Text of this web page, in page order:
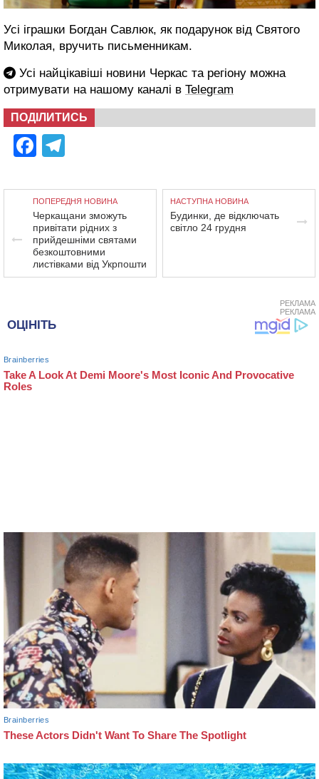
Усі іграшки Богдан Савлюк, як подарунок від Святого
Миколая, вручить письменникам.
Усі найцікавіші новини Черкас та регіону можна
отримувати на нашому каналі в Telegram
ПОДІЛИТИСЬ
Facebook
ПОПЕРЕДНЯ НОВИНА
Черкащани зможуть
привітати рідних з
прийдешніми святами
безкоштовними
листівками від Укрпошти
НАСТУПНА НОВИНА
Будинки, де відключать
світло 24 грудня
РЕКЛАМА
РЕКЛАМА